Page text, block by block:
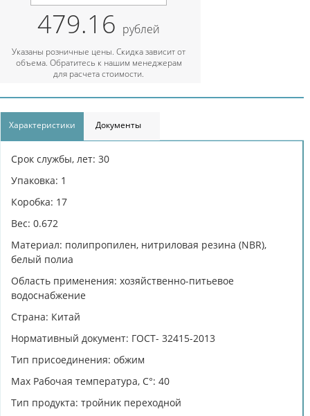
479.16 рублей
Указаны розничные цены. Скидка зависит от
объема. Обратитесь к нашим менеджерам
для расчета стоимости.
Характеристики Документы
Срок службы, лет: 30
Упаковка: 1
Коробка: 17
Вес: 0.672
Материал: полипропилен, нитриловая резина (NBR),
белый полиа
Область применения: хозяйственно-питьевое
водоснабжение
Страна: Китай
Нормативный документ: ГОСТ- 32415-2013
Тип присоединения: обжим
Max Рабочая температура, C°: 40
Тип продукта: тройник переходной